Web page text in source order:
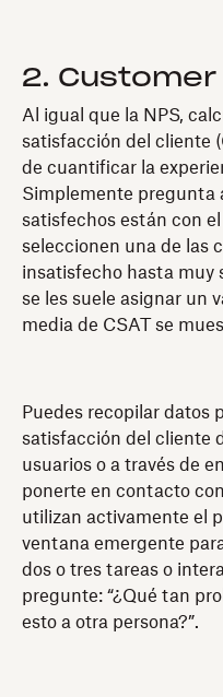
2.
Al igual que la NPS,
satisfacción del cliente
de cuantificar la
Simplemente pregunta
satisfechos están con
seleccionen una de las
insatisfecho hasta muy
se les suele asignar un
media de CSAT se
Puedes recopilar datos
satisfacción del cliente
usuarios o a través de
ponerte en contacto
utilizan activamente el
ventana emergente
dos o tres tareas o
pregunte: “¿Qué tan
esto a otra persona?”.